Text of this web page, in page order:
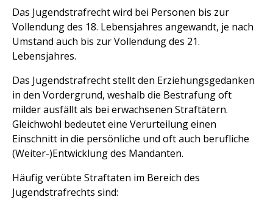
von Malsen-Waldkirch
Information
Profil/Kompetenzen
Kontakt
Pressespiegel
Impressum
Datenschutz
Das Jugendstrafrecht wird bei Personen bis zur
Vollendung des 18. Lebensjahres angewandt, je nach
Umstand auch bis zur Vollendung des 21.
Lebensjahres.
Das Jugendstrafrecht stellt den Erziehungsgedanken
in den Vordergrund, weshalb die Bestrafung oft
milder ausfällt als bei erwachsenen Straftätern.
Gleichwohl bedeutet eine Verurteilung einen
Einschnitt in die persönliche und oft auch berufliche
(Weiter-)Entwicklung des Mandanten.
Häufig verübte Straftaten im Bereich des
Jugendstrafrechts sind: